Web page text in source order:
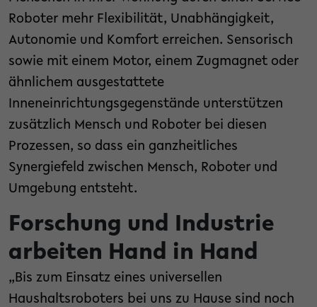
Roboter mehr Flexibilität, Unabhängigkeit,
Autonomie und Komfort erreichen. Sensorisch
sowie mit einem Motor, einem Zugmagnet oder
ähnlichem ausgestattete
Inneneinrichtungsgegenstände unterstützen
zusätzlich Mensch und Roboter bei diesen
Prozessen, so dass ein ganzheitliches
Synergiefeld zwischen Mensch, Roboter und
Umgebung entsteht.
Forschung und Industrie
arbeiten Hand in Hand
„Bis zum Einsatz eines universellen
Haushaltsroboters bei uns zu Hause sind noch